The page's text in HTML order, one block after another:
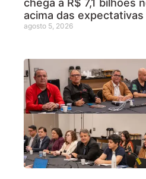
acima das expectativas
agosto 5, 2026